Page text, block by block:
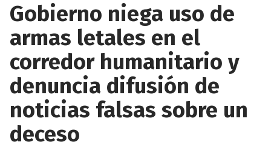
Gobierno niega uso de
armas letales en el
corredor humanitario y
denuncia difusión de
noticias falsas sobre un
deceso